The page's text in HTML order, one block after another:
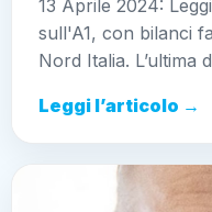
13 Aprile 2024:
sull'A1, con bilanci
Nord Italia. L’ultima
Leggi l’articolo →